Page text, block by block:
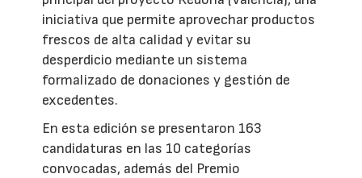
iniciativa que permite aprovechar productos
frescos de alta calidad y evitar su
desperdicio mediante un sistema
formalizado de donaciones y gestión de
excedentes.
En esta edición se presentaron 163
candidaturas en las 10 categorías
convocadas, además del Premio